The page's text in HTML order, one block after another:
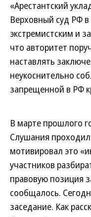
«Арестантский
Верховный суд РФ в
экстремистским и
что авторитет
наставлять
неукоснительно
запрещенной в РФ
В марте прошлого
Слушания
мотивировал это
участников
правовую позиция
сообщалось.
заседание. Как